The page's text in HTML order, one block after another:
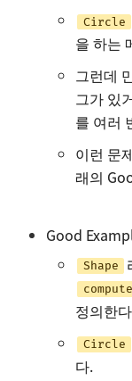
Circle
을 하는
그런데
그가 있
를 여러
이런 문
래의
Good
Shape
정의한
Circle
다.